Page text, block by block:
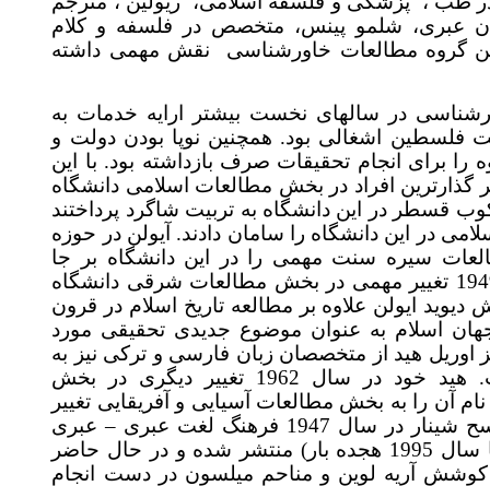
شلمو پینس، متخصص در فلسفه و کلام
گروه مطالعات خاورشناسی نقش مهمی داشته
در سالهای نخست بیشتر ارایه خدمات به
اشغالی بود. همچنین نوپا بودن دولت و
انجام تحقیقات صرف بازداشته بود. با این
افراد در بخش مطالعات اسلامی دانشگاه
قسطر در این دانشگاه به تربیت شاگرد پرداختند
این دانشگاه را سامان دادند. آیولن در حوزه
سیره سنت مهمی را در این دانشگاه بر جا
در حقیقت در سال 1949 تغییر مهمی در بخش مطالعات شرقی دانشگاه
ایولن علاوه بر مطالعه تاریخ اسلام در قرون
اسلام به عنوان موضوع جدیدی تحقیقی مورد
هید از متخصصان زبان فارسی و ترکی نیز به
گروه مطالعات شرقی پیوست. هید خود در سال 1962 تغییر دیگری در بخش
را به بخش مطالعات آسیایی و آفریقایی تغییر
فرهنگ لغت عبری
–عبری
تالیف کرد که تا به حال بارها (تا سال 1995 هجده بار) منتشر شده و در حال حاضر
آریه لوین و مناحم میلسون در دست انجام